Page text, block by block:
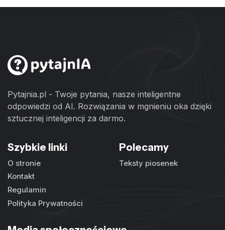
Pytajnia.pl - Twoje pytania, nasze inteligentne
odpowiedzi od AI. Rozwiązania w mgnieniu oka dzięki
sztucznej inteligencji za darmo.
Szybkie linki
O stronie
Kontakt
Regulamin
Polityka Prywatności
Polecamy
Teksty piosenek